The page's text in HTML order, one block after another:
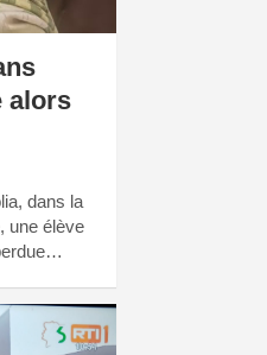
alors
dans la
une élève